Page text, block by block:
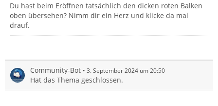
Du hast beim Eröffnen tatsächlich den dicken roten Balken
oben übersehen? Nimm dir ein Herz und klicke da mal
drauf.
Community-Bot 3. September 2024 um 20:50
Hat das Thema geschlossen.